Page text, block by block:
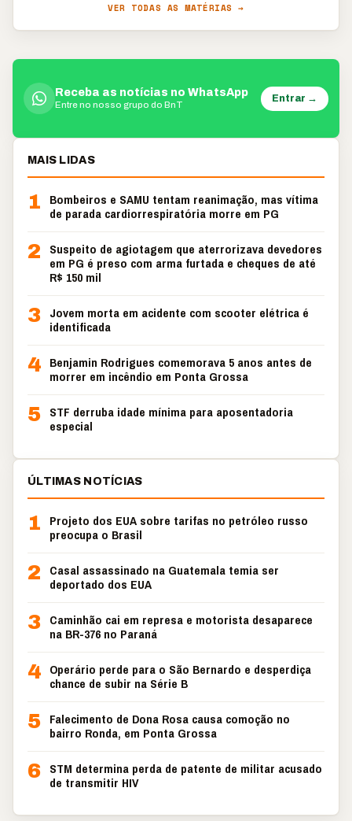
VER TODAS AS MATÉRIAS →
Receba as notícias no WhatsApp
Entre no nosso grupo do BnT
Entrar →
MAIS LIDAS
1
Bombeiros e SAMU tentam reanimação, mas vítima
de parada cardiorrespiratória morre em PG
2
Suspeito de agiotagem que aterrorizava devedores
em PG é preso com arma furtada e cheques de até
R$ 150 mil
3 Jovem morta em acidente com scooter elétrica é
identificada
4 Benjamin Rodrigues comemorava 5 anos antes de
morrer em incêndio em Ponta Grossa
5 STF derruba idade mínima para aposentadoria
especial
ÚLTIMAS NOTÍCIAS
1
Projeto dos EUA sobre tarifas no petróleo russo
preocupa o Brasil
2
Casal assassinado na Guatemala temia ser
deportado dos EUA
3 Caminhão cai em represa e motorista desaparece
na BR-376 no Paraná
4 Operário perde para o São Bernardo e desperdiça
chance de subir na Série B
5 Falecimento de Dona Rosa causa comoção no
bairro Ronda, em Ponta Grossa
6 STM determina perda de patente de militar acusado
de transmitir HIV